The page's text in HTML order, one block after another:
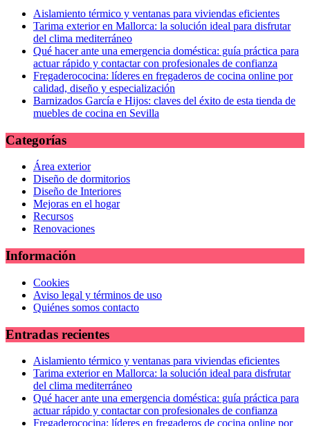
Aislamiento térmico y ventanas para viviendas eficientes
Tarima exterior en Mallorca: la solución ideal para disfrutar
del clima mediterráneo
Qué hacer ante una emergencia doméstica: guía práctica para
actuar rápido y contactar con profesionales de confianza
Fregaderococina: líderes en fregaderos de cocina online por
calidad, diseño y especialización
Barnizados García e Hijos: claves del éxito de esta tienda de
muebles de cocina en Sevilla
Categorías
Área exterior
Diseño de dormitorios
Diseño de Interiores
Mejoras en el hogar
Recursos
Renovaciones
Información
Cookies
Aviso legal y términos de uso
Quiénes somos contacto
Entradas recientes
Aislamiento térmico y ventanas para viviendas eficientes
Tarima exterior en Mallorca: la solución ideal para disfrutar
del clima mediterráneo
Qué hacer ante una emergencia doméstica: guía práctica para
actuar rápido y contactar con profesionales de confianza
Fregaderococina: líderes en fregaderos de cocina online por